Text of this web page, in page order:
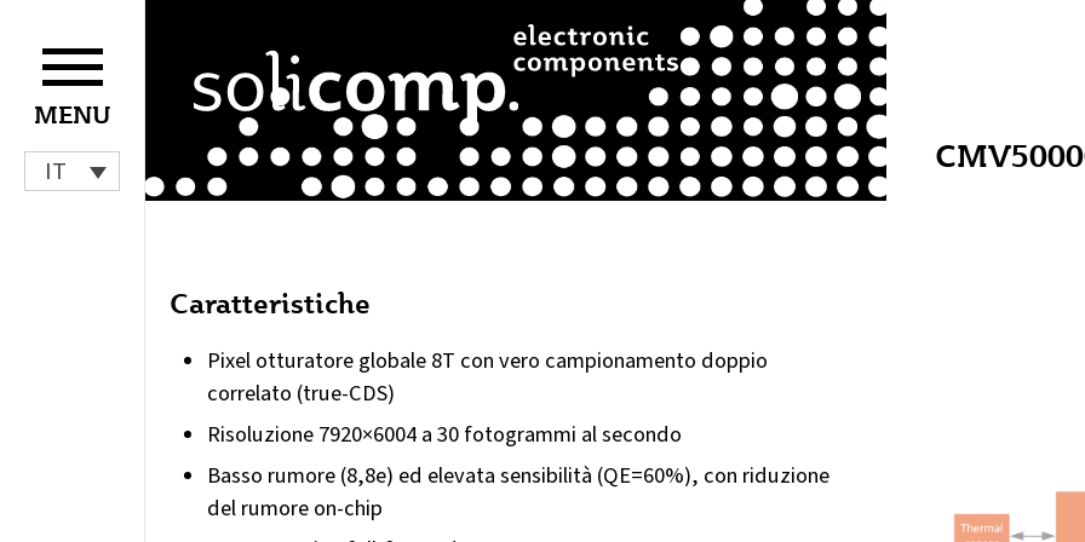
MENU
IT
contenuto
Caratteristiche
Pixel otturatore globale 8T con vero campionamento doppio
correlato (true-CDS)
Risoluzione 7920×6004 a 30 fotogrammi al secondo
Basso rumore (8,8e) ed elevata sensibilità (QE=60%), con riduzione
del rumore on-chip